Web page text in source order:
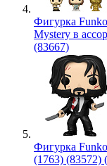
Фигурка
Mystery в
(83667)
Фигурка
(1763) (83572)